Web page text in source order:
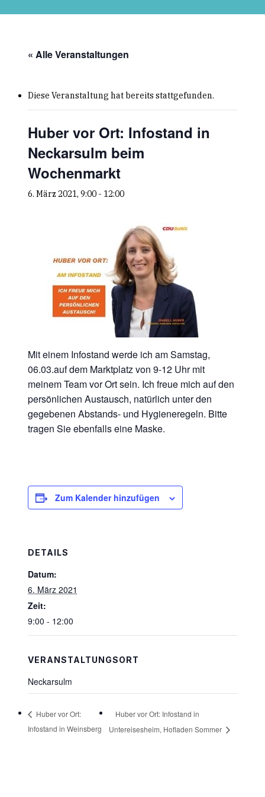
« Alle Veranstaltungen
Diese Veranstaltung hat bereits stattgefunden.
Huber vor Ort: Infostand in
Neckarsulm beim
Wochenmarkt
6. März 2021, 9:00- 12:00
Mit einem Infostand werde ich am Samstag,
06.03.auf dem Marktplatz von 9-12 Uhr mit
meinem Team vor Ort sein. Ich freue mich auf den
persönlichen Austausch, natürlich unter den
gegebenen Abstands- und Hygieneregeln. Bitte
tragen Sie ebenfalls eine Maske.
Zum Kalender hinzufügen
DETAILS
Datum:
6. März 2021
Zeit:
9:00 - 12:00
VERANSTALTUNGSORT
Neckarsulm
Huber vor Ort:
Infostand in Weinsberg
Huber vor Ort: Infostand in
Untereisesheim, Hofladen Sommer